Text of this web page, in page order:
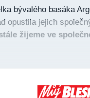
bývalého basáka
opustila jejich
žijeme ve